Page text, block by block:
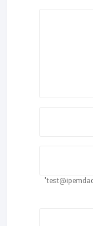
در صورتی که ایمیل ندارید، لطفاً ایمیل "test@ipemdad.com"